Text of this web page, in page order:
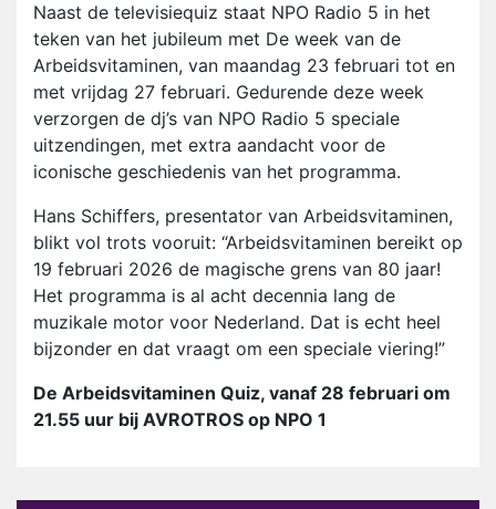
Naast de televisiequiz staat NPO Radio 5 in het
teken van het jubileum met De week van de
Arbeidsvitaminen, van maandag 23 februari tot en
met vrijdag 27 februari. Gedurende deze week
verzorgen de dj’s van NPO Radio 5 speciale
uitzendingen, met extra aandacht voor de
iconische geschiedenis van het programma.
Hans Schiffers, presentator van Arbeidsvitaminen,
blikt vol trots vooruit: “Arbeidsvitaminen bereikt op
19 februari 2026 de magische grens van 80 jaar!
Het programma is al acht decennia lang de
muzikale motor voor Nederland. Dat is echt heel
bijzonder en dat vraagt om een speciale viering!”
De Arbeidsvitaminen Quiz, vanaf 28 februari om
21.55 uur bij AVROTROS op NPO 1